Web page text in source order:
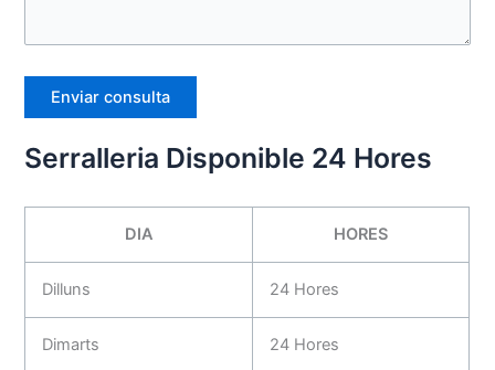
Serralleria Disponible 24 Hores
DIA HORES
Dilluns 24 Hores
Dimarts 24 Hores